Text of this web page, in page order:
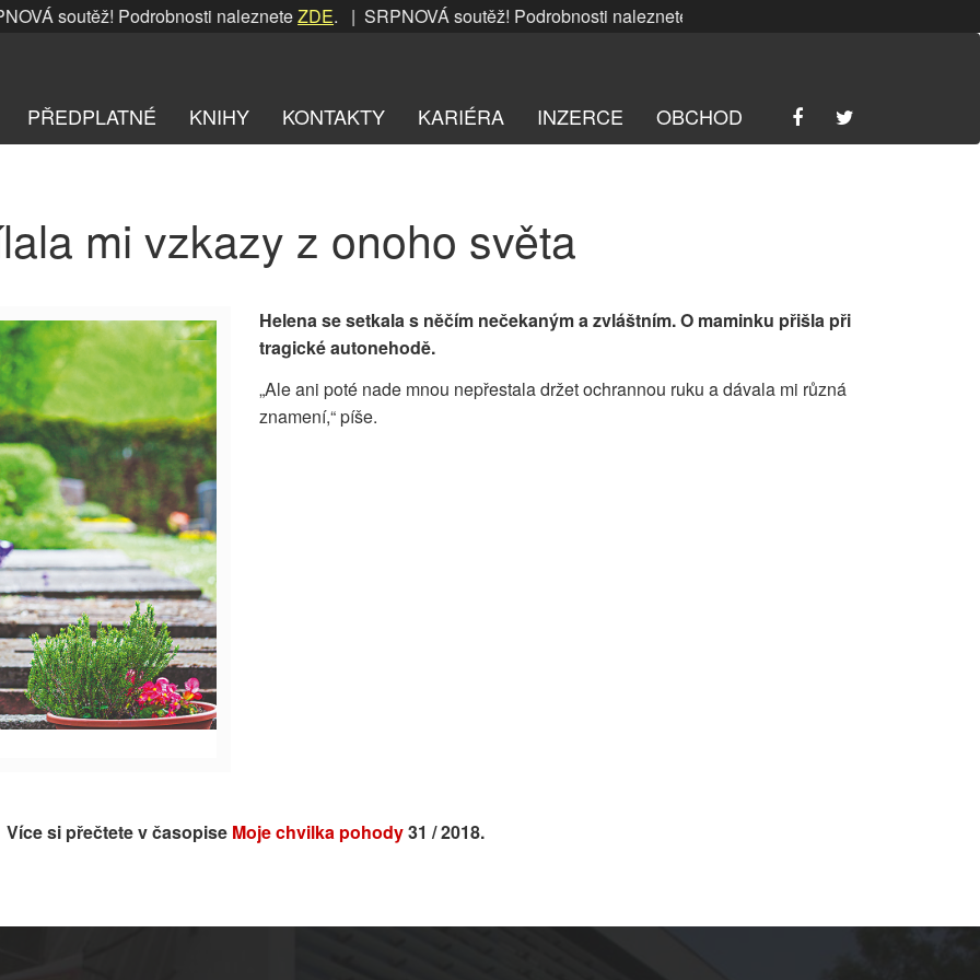
soutěž! Podrobnosti nalezneteZDE. | SRPNOVÁ soutěž! Podrobnosti nalezneteZDE
PŘEDPLATNÉ KNIHY KONTAKTY KARIÉRA INZERCE OBCHOD
mi vzkazy z onoho světa
Helena se setkala s něčím nečekaným a zvláštním. O maminku přišla při
tragické autonehodě.
„Ale ani poté nade mnou nepřestala držet ochrannou ruku a dávala mi různá
znamení,“ píše.
Více si přečtete v časopise Moje chvilka pohody31 / 2018.